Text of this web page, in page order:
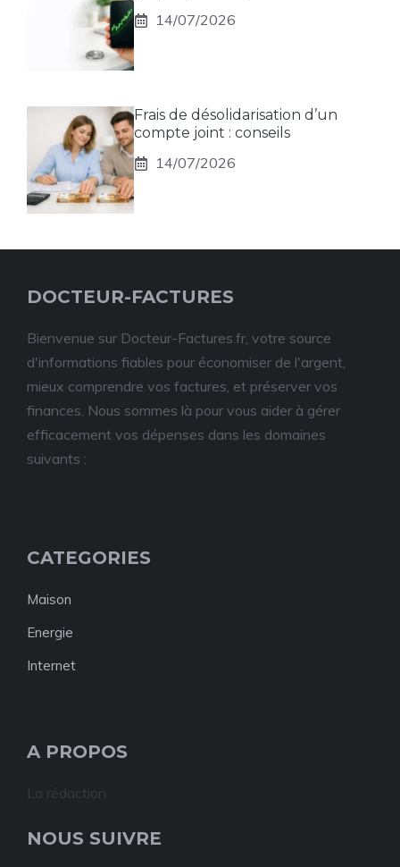
14/07/2026
Frais de désolidarisation d’un
compte joint : conseils
14/07/2026
DOCTEUR-FACTURES
Bienvenue sur Docteur-Factures.fr, votre source
d'informations fiables pour économiser de l'argent,
mieux comprendre vos factures, et préserver vos
finances. Nous sommes là pour vous aider à gérer
efficacement vos dépenses dans les domaines
suivants :
CATEGORIES
Maison
Energie
Internet
A PROPOS
La rédaction
NOUS SUIVRE